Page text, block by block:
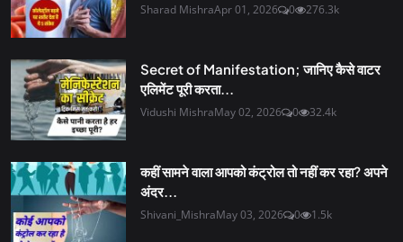
Sharad MishraApr 01, 2026 0 276.3k
Secret of Manifestation; जानिए कैसे वाटर
एलिमेंट पूरी करता...
Vidushi MishraMay 02, 2026 0 32.4k
कहीं सामने वाला आपको कंट्रोल तो नहीं कर रहा? अपने
अंदर...
Shivani_MishraMay 03, 2026 0 1.5k